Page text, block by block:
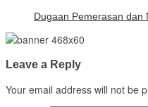
Dugaan Pemerasan dan
Leave a Reply
Your email address will not be